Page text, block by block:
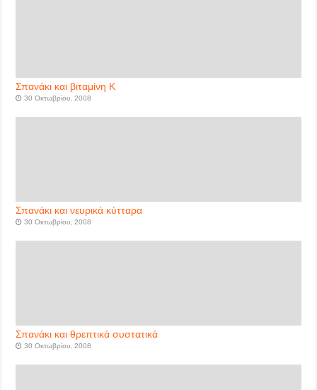
Σπανάκι και βιταμίνη Κ
30 Οκτωβρίου, 2008
Σπανάκι και νευρικά κύτταρα
30 Οκτωβρίου, 2008
Σπανάκι και θρεπτικά συστατικά
30 Οκτωβρίου, 2008